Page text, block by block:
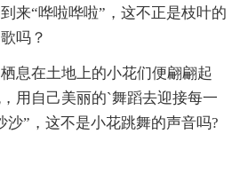
来“哗啦哗啦”，这不正是枝叶的
吗？
息在土地上的小花们便翩翩起
用自己美丽的`舞蹈去迎接每一
沙”，这不是小花跳舞的声音吗?